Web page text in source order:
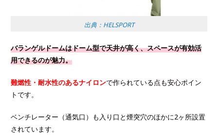
出典：HELSPORT
バランゲルドームはドーム型で天井が高く、スペースが有効活
用できるのが魅力。
難燃性・耐水性のあるナイロンで作られている点も安心ポイン
トです。
ベンチレーター（通気口）も入り口と煙突穴のほかに2ヶ所設置
されています。